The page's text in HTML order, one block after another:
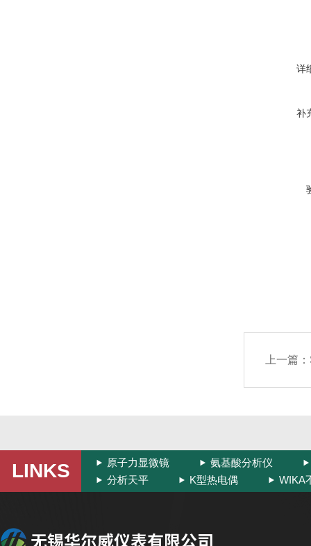
详
补
上一篇：
LINKS 原子力显微镜
氨基酸分析仪
分析天平
K型热电偶 WIKA